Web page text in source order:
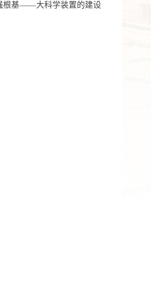
根基——大科学装置的建设